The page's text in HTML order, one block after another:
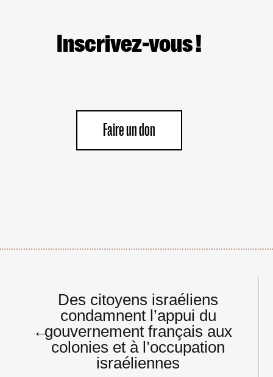
Inscrivez-vous !
Faire un don
Navigation
l’article
←
Des citoyens israéliens
condamnent l’appui du
gouvernement français aux
colonies et à l’occupation
israéliennes